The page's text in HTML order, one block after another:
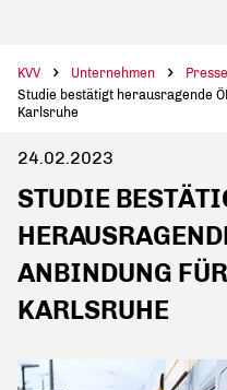
KVV Unternehmen Presse
Studie bestätigt herausragende
Karlsruhe
24.02.2023
STUDIE
ANBINDUNG
KARLSRUHE